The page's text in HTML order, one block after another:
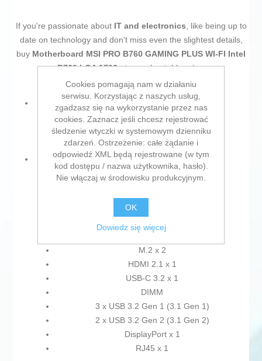
If you're passionate about IT and electronics, like being up to
date on technology and don't miss even the slightest details,
buy Motherboard MSI PRO B760 GAMING PLUS WI-FI Intel
B760 LGA 1700at an unbeatable price.
Type:
Motherboard
UEFI
Connections:
Ethernet LAN
USB 2.0 x 4
PCI Express (x1) x 3
M.2 x 2
HDMI 2.1 x 1
USB-C 3.2 x 1
DIMM
3 x USB 3.2 Gen 1 (3.1 Gen 1)
2 x USB 3.2 Gen 2 (3.1 Gen 2)
DisplayPort x 1
RJ45 x 1
Cookies pomagają nam w działaniu
serwisu. Korzystając z naszych usług,
zgadzasz się na wykorzystanie przez nas
cookies. Zaznacz jeśli chcesz rejestrować
śledzenie wtyczki w systemowym dzienniku
zdarzeń. Ostrzeżenie: całe żądanie i
odpowiedź XML będą rejestrowane (w tym
kod dostępu / nazwa użytkownika, hasło).
Nie włączaj w środowisku produkcyjnym.
OK
Dowiedz się więcej